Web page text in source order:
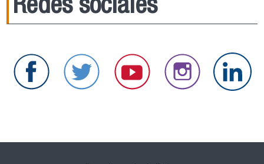
Redes sociales